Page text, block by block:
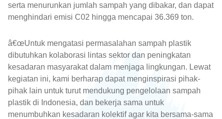
serta menurunkan jumlah sampah yang dibakar, dan dapat
menghindari emisi C02 hingga mencapai 36.369 ton.
â€œUntuk mengatasi permasalahan sampah plastik
dibutuhkan kolaborasi lintas sektor dan peningkatan
kesadaran masyarakat dalam menjaga lingkungan. Lewat
kegiatan ini, kami berharap dapat menginspirasi pihak-
pihak lain untuk turut mendukung pengelolaan sampah
plastik di Indonesia, dan bekerja sama untuk
menumbuhkan kesadaran kolektif agar kita bersama-sama